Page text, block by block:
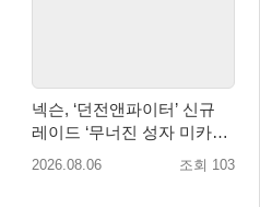
넥슨, ‘던전앤파이터’ 신규
레이드 ‘무너진 성자 미카엘
라’ 업데이트!
2026.08.06 조회 103